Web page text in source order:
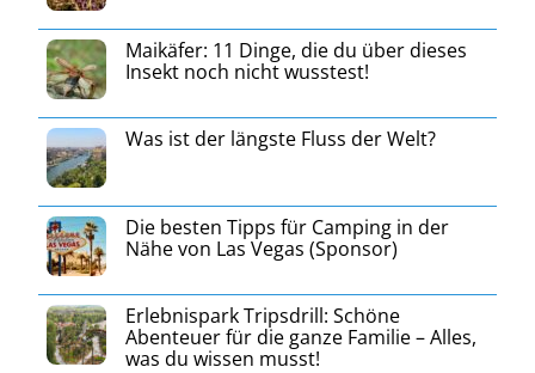
Maikäfer: 11 Dinge, die du über dieses
Insekt noch nicht wusstest!
Was ist der längste Fluss der Welt?
Die besten Tipps für Camping in der
Nähe von Las Vegas (Sponsor)
Erlebnispark Tripsdrill: Schöne
Abenteuer für die ganze Familie – Alles,
was du wissen musst!